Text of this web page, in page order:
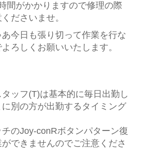
間がかかりますので修理の際
ださいませ。
今日も張り切って作業を行な
ろしくお願いいたします。
ッフ(T)は基本的に毎日出勤し
別の方が出勤するタイミング
のJoy-conRボタンパターン復
ができませんのでご注意くださ